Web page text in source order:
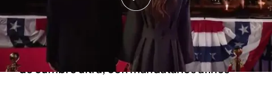
Donald Trump se prepara para su toma de
posesión como presidente de Estados Unidos
Trump convertirá su investidura en una especie
de cumbre ultra, con mandatarios afines